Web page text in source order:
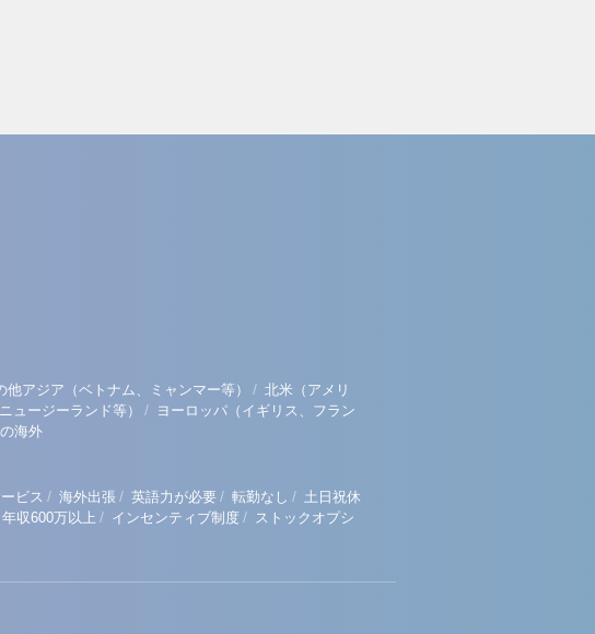
他アジア（ベトナム、ミャンマー等） / 北米（アメリ
ュージーランド等） / ヨーロッパ（イギリス、フラン
海外
ビス / 海外出張 / 英語力が必要 / 転勤なし / 土日祝休
年収600万以上 / インセンティブ制度 / ストックオプシ